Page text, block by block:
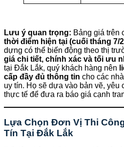
Lưu ý quan trọng: Bảng giá trên
thời điểm hiện tại (cuối tháng 7/
dựng có thể biến động theo thị
giá chi tiết, chính xác và tối ưu
tại Đắk Lắk, quý khách hàng nên
cấp đầy đủ thông tin cho các
uy tín. Họ sẽ dựa vào bản vẽ, yêu
thực tế để đưa ra báo giá cạnh
Lựa Chọn Đơn Vị Thi
Tín Tại Đắk Lắk